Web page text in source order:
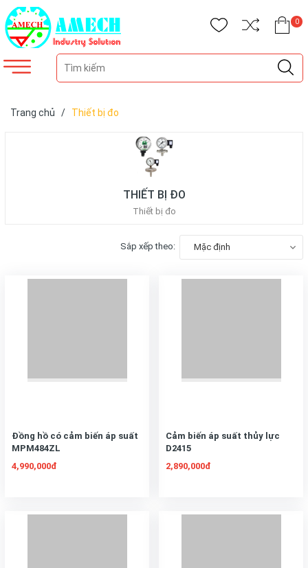
0
Trang chủ / Thiết bị đo
THIẾT BỊ ĐO
Thiết bị đo
Sắp xếp theo: Mặc định
Đồng hồ có cảm biến áp suất
MPM484ZL
4,990,000đ
Cảm biến áp suất thủy lực
D2415
2,890,000đ